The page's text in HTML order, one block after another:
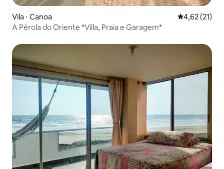
Vila ⋅ Canoa 4,62 de uma
4,62 (21)
A Pérola do Oriente *Villa, Praia e Garagem*